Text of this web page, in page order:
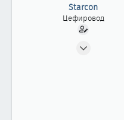
Starcon
Цефировод